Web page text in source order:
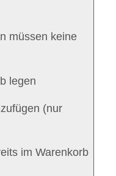
müssen keine
legen
(nur
im Warenkorb